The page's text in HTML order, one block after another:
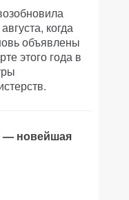
когда
объявлены
этого года в
— новейшая